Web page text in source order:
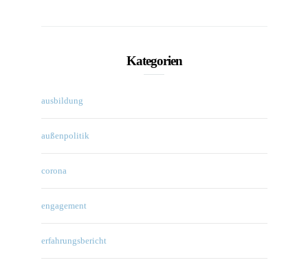
Kategorien
ausbildung
außenpolitik
corona
engagement
erfahrungsbericht